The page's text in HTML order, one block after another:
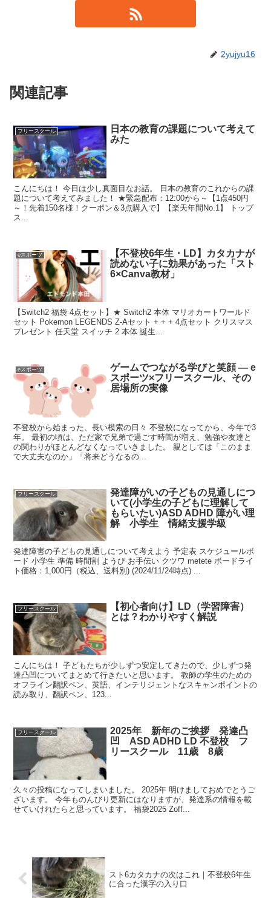
2yujyu16
関連記事
フリースクール
日本の教育の課題について考えて
みた
こんにちは！ 今日は少し真面目なお話。 日本の教育のこれからの課
題について考えてみました！ ★緊急配布：12:00から～【1点450円
～！先着150名様！クーポン＆3点購入で】【楽天年間No.1】 トップ
ス...
eスポーツ
【不登校6年生・LD】カタカナが
読めない子に効果があった「スト
6×Canva教材」
【Switch2 福袋 4点セット】★ Switch2 本体 マリオカートワールド
セット Pokemon LEGENDS Z-Aセット + + + 4点セット クリスマス
プレゼント 任天堂 スイッチ 2 本体 誕生...
eスポーツ
ゲームでつながる学びと笑顔 ― e
スポーツ×フリースクール、その
居場所の実像
不登校から始まった、長い模索の日々 不登校になってから、今年で3
年。 最初の頃は、ただ家で兄弟で過ごす時間が増え、勉強や友達と
の関わりがほとんどなくなっていきました。 親としては「このまま
で大丈夫なのか」「将来どうなるの...
フリースクール
発達障がいの子どもの見通しにつ
いて(小学生の子どもに理解して
もらいたい)ASD ADHD 障がい理
解 小学生 情緒支援学級
発達障害の子どもの見通しについて考えよう 予定表 スケジュールボ
ード 小学生 準備 時間割 ようび お手伝い クツワ metete ボードライ
ト価格：1,000円（税込、送料別) (2024/11/24時点) ...
フリースクール
【初心者向け】LD（学習障害）
とは？わかりやすく解説
こんにちは！ 子どもたちが少しずつ安定してきたので、少しずつ発
達凸凹についてまとめて行きたいと思います。 教師の学生のための
オフライン翻訳ペン、英語、インテリジェントなスキャンポイントの
読み取り、翻訳ペン、123...
フリースクール
2025年 新年のご挨拶 発達凸
凹 ASD ADHD LD 不登校 フ
リースクール 11歳 8歳
久々の投稿になってしまいました。 2025年 明けましておめでとうご
ざいます。 今年ものんびり更新にはなりますが、発達系の情報を載
せていけれたらと思っています。 福袋2025 Zoff...
スト6カタカナの次はこれ｜不登校6年生
に合った漢字の入り口